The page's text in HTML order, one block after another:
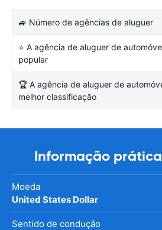
🚙 Número de agências de aluguer
⭐ A agência de aluguer de
popular
🏆 A agência de aluguer de
melhor classificação
Informação prática
Moeda
United States Dollar
Sentido de condução